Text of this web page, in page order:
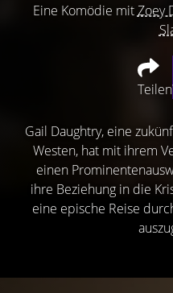
Eine Komödie mitZoey
Teilen
Gail Daughtry, eine
Westen, hat mit ihrem
einen
ihre Beziehung in die
eine epische Reise